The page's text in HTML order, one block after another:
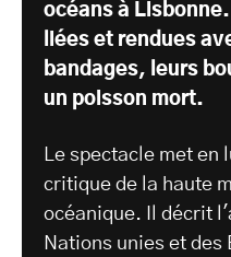
océans à
liées et rendues
bandages, leurs
un poisson mort.
Le spectacle met en
critique de la haute
océanique. Il décrit
Nations unies et